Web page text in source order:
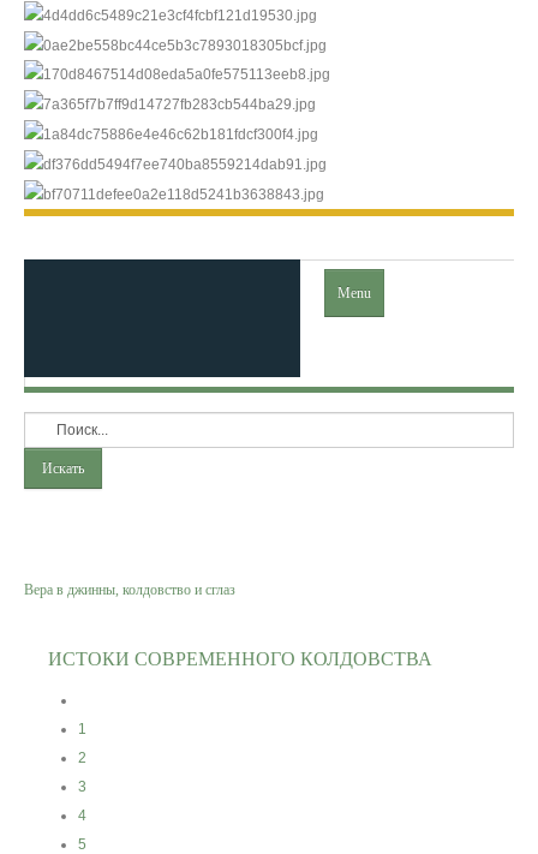
Menu
Главная
Ислам
Вероучение
Хадисы
Форум
Контакты
Искать
Вера в джинны, колдовство и сглаз
ИСТОКИ СОВРЕМЕННОГО КОЛДОВСТВА
1
2
3
4
5